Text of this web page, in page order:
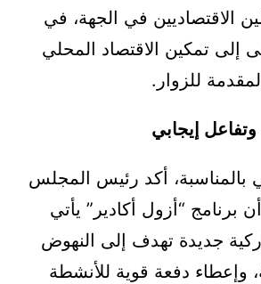
الاقتصاديين في الجهة، في
إلى تمكين الاقتصاد المحلي
للزوار.
إيجابي
أكد رئيس المجلس
برنامج “أزول أكادير” يأتي
جديدة تهدف إلى النهوض
وإعطاء دفعة قوية للأنشطة